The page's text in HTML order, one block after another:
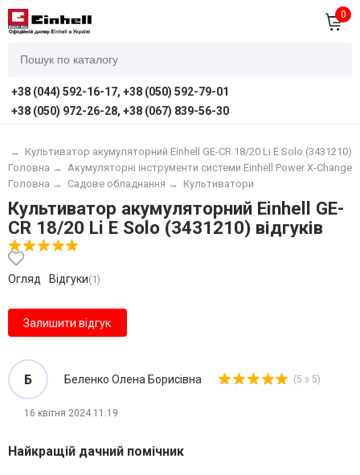
0
+38 (044) 592-16-17, +38 (050) 592-79-01
+38 (050) 972-26-28, +38 (067) 839-56-30
→
Культиватор акумуляторний Einhell GE-CR 18/20 Li E Solo (3431210)
Акумуляторні інструменти системи Einhell Power X-Change
Головна →
Культиватори
Садове обладнання →
Головна →
Культиватор акумуляторний Einhell GE-
CR 18/20 Li E Solo (3431210) відгуків
Огляд Відгуки(1)
Залишити відгук
Б Беленко Олена Борисівна (5 з 5)
16 квітня 2024 11:19
Найкращій дачний помічник